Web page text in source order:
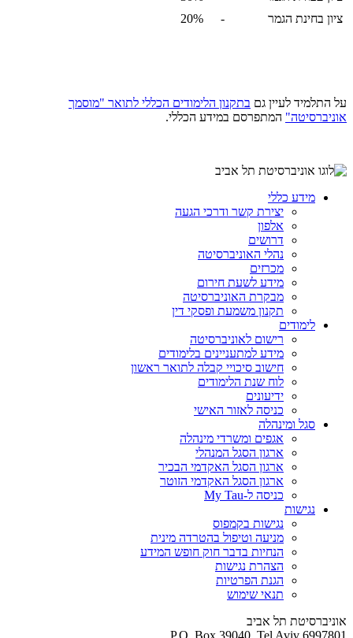
ציון בחינת הגמר
-
20%
על התלמיד לעיין גם בתקנון הלימודים הכללי לתואר "מוסמך
אוניברסיטה" המתפרסם במידע הכללי.
מידע כללי
יצירת קשר ודרכי הגעה
אלפון
דרושים
נהלי האוניברסיטה
מכרזים
מידע לשעת חירום
מבקרת האוניברסיטה
תקנון משמעת ופסקי דין
לימודים
רישום לאוניברסיטה
מידע למתעניינים בלימודים
חישוב סיכויי קבלה לתואר ראשון
לוח שנת הלימודים
ידיעונים
כניסה לאזור האישי
סגל ומינהלה
אגפים ומשרדי מינהלה
ארגון הסגל המנהלי
ארגון הסגל האקדמי הבכיר
ארגון הסגל האקדמי הזוטר
כניסה ל-My Tau
נגישות
נגישות בקמפוס
מניעה וטיפול בהטרדה מינית
הנחיות בדבר חוק חופש המידע
הצהרת נגישות
הגנת הפרטיות
תנאי שימוש
אוניברסיטת תל אביב
P.O. Box 39040, Tel Aviv 6997801